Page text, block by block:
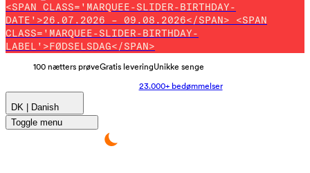
<SPAN CLASS='MARQUEE-SLIDER-BIRTHDAY-
DATE'>26.07.2026 – 09.08.2026</SPAN> <SPAN
CLASS='MARQUEE-SLIDER-BIRTHDAY-
LABEL'>FØDSELSDAG</SPAN>
100 nætters prøveGratis leveringUnikke senge
23.000+ bedømmelser
DK | Danish
Toggle menu